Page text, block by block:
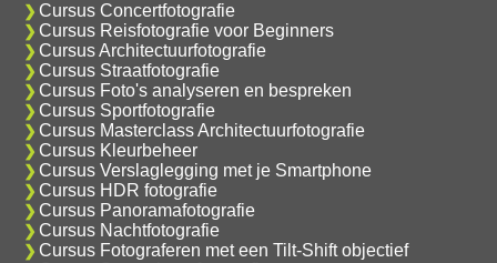
Cursus Concertfotografie
Cursus Reisfotografie voor Beginners
Cursus Architectuurfotografie
Cursus Straatfotografie
Cursus Foto's analyseren en bespreken
Cursus Sportfotografie
Cursus Masterclass Architectuurfotografie
Cursus Kleurbeheer
Cursus Verslaglegging met je Smartphone
Cursus HDR fotografie
Cursus Panoramafotografie
Cursus Nachtfotografie
Cursus Fotograferen met een Tilt-Shift objectief